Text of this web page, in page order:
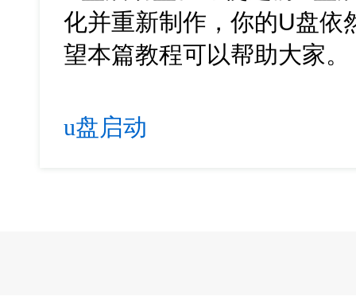
化并重新制作，你的U盘依
望本篇教程可以帮助大家。
u盘启动